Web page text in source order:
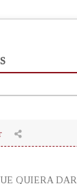
QUIERA